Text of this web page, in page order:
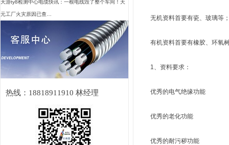
天游ty8检测中心电缆快讯：一根电线毁了整个车间！天
元工厂火灾原因已查…
热线：18818911910 林经理
无机资料首要有瓷、玻璃等
有机资料首要有橡胶、环氧树
1、资料要求：
优秀的电气绝缘功能
优秀的老化功能
优秀的耐污秽功能